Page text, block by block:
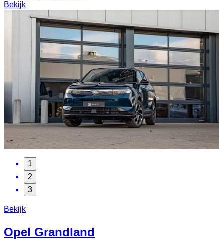
Bekijk
1
2
3
Bekijk
Opel Grandland